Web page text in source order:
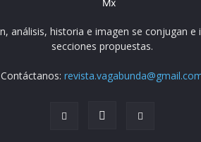
análisis, historia e imagen se conjugan
secciones propuestas.
Contáctanos: